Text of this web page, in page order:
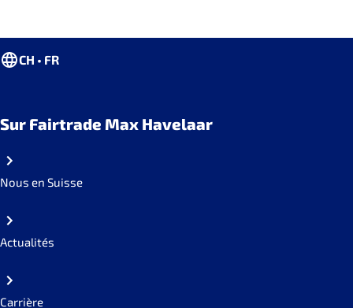
CH • FR
Sur Fairtrade Max Havelaar
Nous en Suisse
Actualités
Carrière